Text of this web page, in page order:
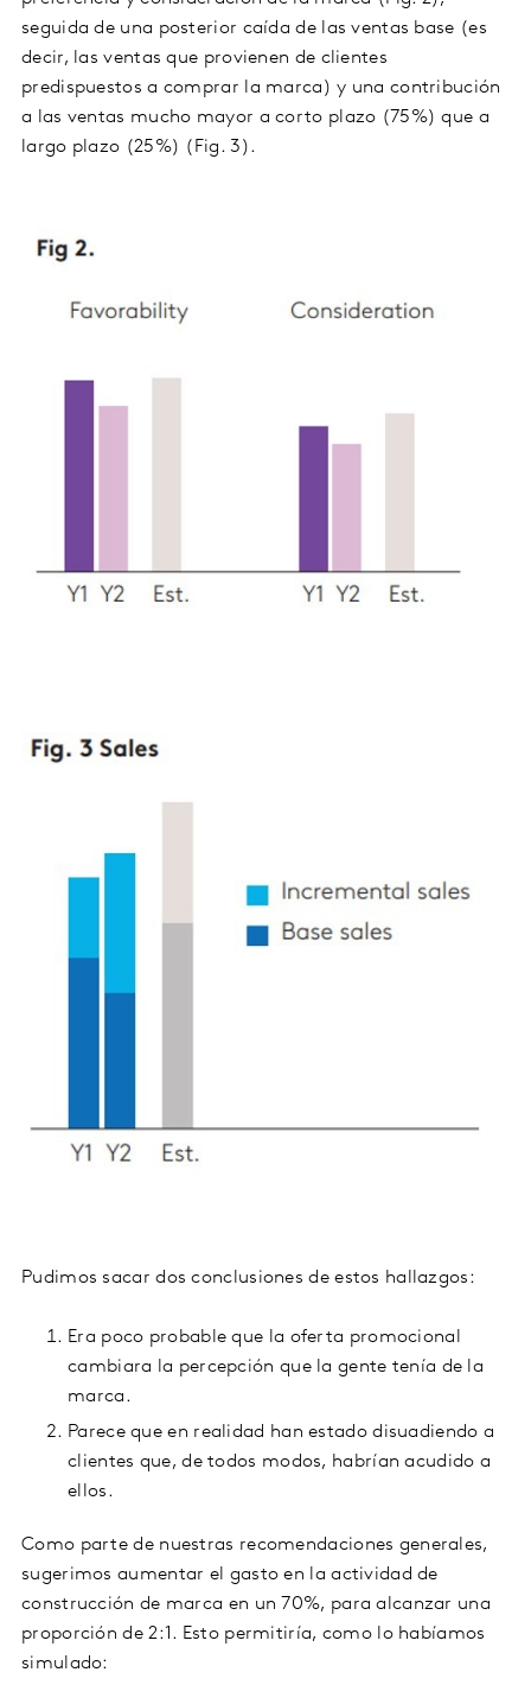
seguida de una posterior caída de las ventas base (es
decir, las ventas que provienen de clientes
predispuestos a comprar la marca) y una contribución
a las ventas mucho mayor a corto plazo (75%) que a
largo plazo (25%) (Fig. 3).
Pudimos sacar dos conclusiones de estos hallazgos:
Era poco probable que la oferta promocional
cambiara la percepción que la gente tenía de la
marca.
Parece que en realidad han estado disuadiendo a
clientes que, de todos modos, habrían acudido a
ellos.
Como parte de nuestras recomendaciones generales,
sugerimos aumentar el gasto en la actividad de
construcción de marca en un 70%, para alcanzar una
proporción de 2:1. Esto permitiría, como lo habíamos
simulado: